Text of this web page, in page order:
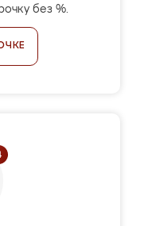
без %.